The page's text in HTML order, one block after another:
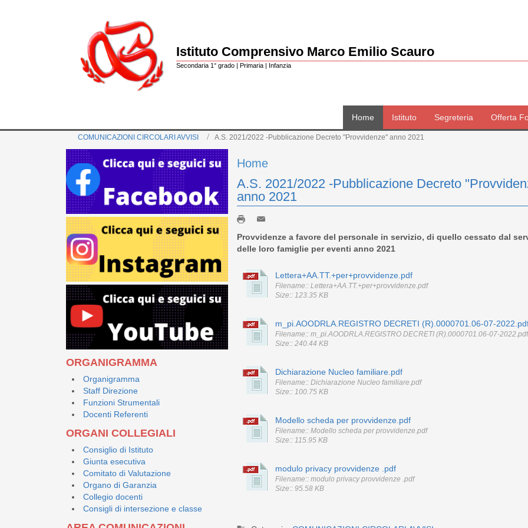
Istituto Comprensivo Marco Emilio Scauro
Secondaria 1° grado | Primaria | Infanzia
Home Istituto Segreteria Offerta
COMUNICAZIONI CIRCOLARI AVVISI A.S. 2021/2022 -Pubblicazione Decreto "Provvidenze" anno 2021
ORGANIGRAMMA
Organigramma
Staff Direzione
Funzioni Strumentali
Docenti Referenti
ORGANI COLLEGIALI
Consiglio di Istituto
Giunta esecutiva
Comitato di Valutazione
Organo di Garanzia
Collegio docenti
Consigli di intersezione e classe
Home
A.S. 2021/2022 -Pubblicazione Decreto
anno 2021
Provvidenze a favore del personale in servizio, di quello cessato dal
delle loro famiglie per eventi anno 2021
Lettera+AA.TT.+per+provvidenze.pdf
Filename:: Lettera+AA.TT.+per+provvidenze.pdf
Size:: 123.35 KB
m_pi.AOODRLA.REGISTRO DECRETI (R).0000701.06-07-
Filename:: m_pi.AOODRLA.REGISTRO DECRETI (R).0000701.06-07-2022.pdf
Size:: 240.44 KB
Dichiarazione Nucleo familiare.pdf
Filename:: Dichiarazione Nucleo familiare.pdf
Size:: 100.75 KB
Modello scheda per provvidenze.pdf
Filename:: Modello scheda per provvidenze.pdf
Size:: 115.95 KB
modulo privacy provvidenze .pdf
Filename:: modulo privacy provvidenze .pdf
Size:: 95.58 KB